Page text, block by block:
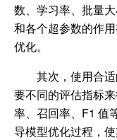
数、学习率、批量
和各个超参数的作
优化。
其次，使用合
要不同的评估指标
率、召回率、F1 值
导模型优化过程，